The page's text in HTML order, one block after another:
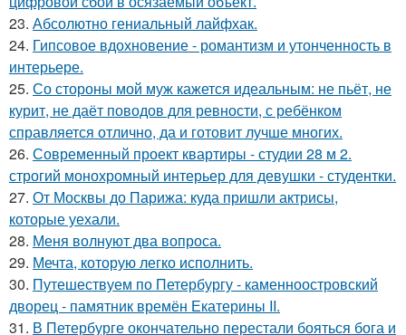
23. Абсолютно гениальный лайфхак.
24. Гипсовое вдохновение - романтизм и утонченность в
интерьере.
25. Со стороны мой муж кажется идеальным: не пьёт, не
курит, не даёт поводов для ревности, с ребёнком
справляется отлично, да и готовит лучше многих.
26. Современный проект квартиры - студии 28 м 2.
строгий монохромный интерьер для девушки - студентки.
27. От Москвы до Парижа: куда пришли актрисы,
которые уехали.
28. Меня волнуют два вопроса.
29. Мечта, которую легко исполнить.
30. Путешествуем по Петербургу - каменноостровский
дворец - памятник времён Екатерины II.
31. В Петербурге окончательно перестали бояться бога и